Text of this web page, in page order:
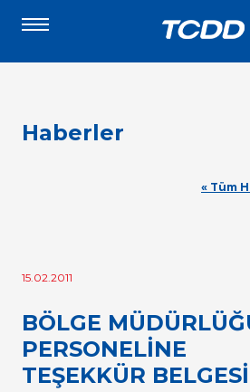
Haberler
« Tüm
15.02.2011
BÖLGE
PERSONELİNE
TEŞEKKÜR BELGESİ